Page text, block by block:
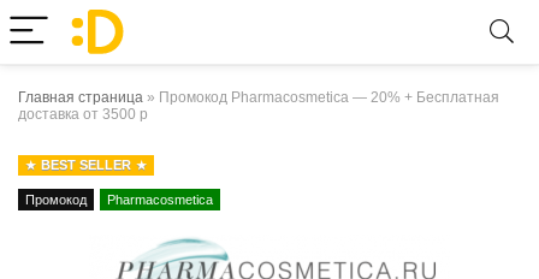
Главная страница » Промокод Pharmacosmetica — 20% + Бесплатная
доставка от 3500 р
BEST SELLER
Промокод Pharmacosmetica